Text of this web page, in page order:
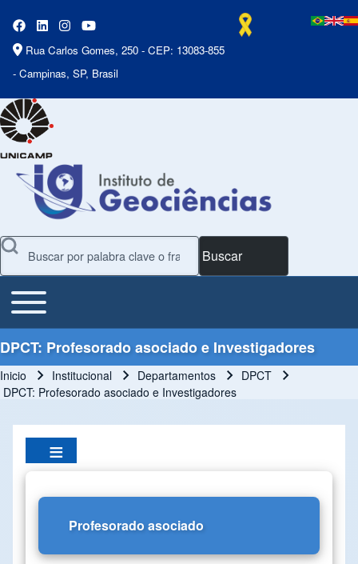
Rua Carlos Gomes, 250 - CEP: 13083-855
- Campinas, SP, Brasil
Buscar
Main Menu
Toggle main menu
DPCT: Profesorado asociado e Investigadores
Ruta de navegación
Inicio Institucional Departamentos
DPCT
DPCT: Profesorado asociado e Investigadores
Profesorado asociado